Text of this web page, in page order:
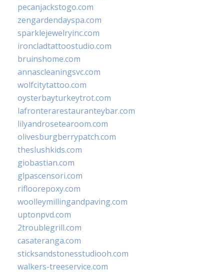
pecanjackstogo.com
zengardendayspa.com
sparklejewelryinc.com
ironcladtattoostudio.com
bruinshome.com
annascleaningsvc.com
wolfcitytattoo.com
oysterbayturkeytrot.com
lafronterarestauranteybar.com
lilyandrosetearoom.com
olivesburgberrypatch.com
theslushkids.com
giobastian.com
glpascensori.com
rifloorepoxy.com
woolleymillingandpaving.com
uptonpvd.com
2troublegrill.com
casateranga.com
sticksandstonesstudiooh.com
walkers-treeservice.com